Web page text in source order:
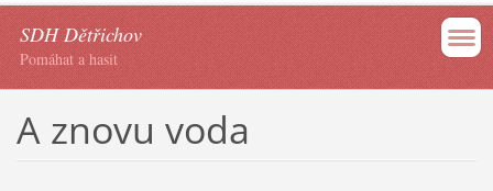
SDH Dětřichov
Pomáhat a hasit
A znovu voda